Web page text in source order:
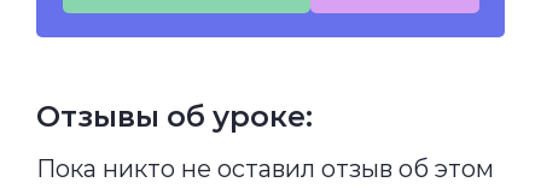
Отзывы об уроке:
Пока никто не оставил отзыв об этом